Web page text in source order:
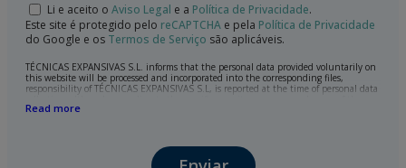
Li e aceito o Aviso Legal e a Política de Privacidade.
Este site é protegido pelo reCAPTCHA e pela Política de Privacidade
do Google e os Termos de Serviço são aplicáveis.
TÉCNICAS EXPANSIVAS S.L. informs that the personal data provided voluntarily on
this website will be processed and incorporated into the corresponding files,
responsibility of TÉCNICAS EXPANSIVAS S.L, is reported at the time of personal data
following: attention to your referred request, complaint or question, established
The data in our files are strictly confidential and shall be treated with the utmost
Read more